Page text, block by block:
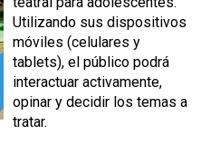
Utilizando sus dispositivos
móviles (celulares y
tablets), el público podrá
interactuar activamente,
opinar y decidir los temas a
tratar.